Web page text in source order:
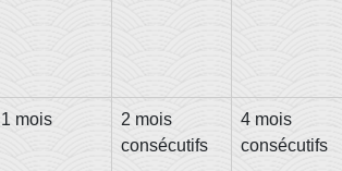
1 mois
2 mois
consécutifs
4 mois
consécutifs